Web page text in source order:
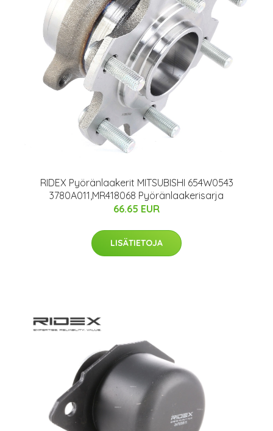
RIDEX Pyöränlaakerit MITSUBISHI 654W0543
3780A011,MR418068 Pyöränlaakerisarja
66.65 EUR
LISÄTIETOJA